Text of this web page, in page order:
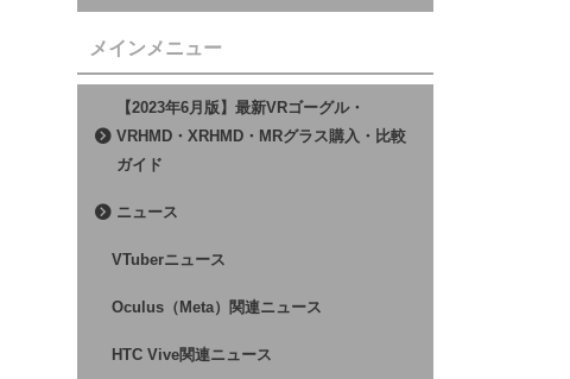
メインメニュー
【2023年6月版】最新VRゴーグル・
VRHMD・XRHMD・MRグラス購入・比較
ガイド
ニュース
VTuberニュース
Oculus（Meta）関連ニュース
HTC Vive関連ニュース